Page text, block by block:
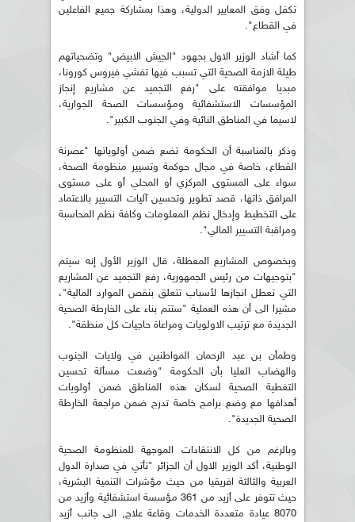
تكفل وفق المعايير الدولية، وهذا بمشاركة جميع الفاعلين
في القطاع".
كما أشاد الوزير الاول بجهود "الجيش الابيض" وتضحياتهم
طيلة الازمة الصحية التي تسبب فيها تفشي فيروس كورونا،
مبديا موافقته على "رفع التجميد عن مشاريع إنجاز
المؤسسات الاستشفائية ومؤسسات الصحة الجوارية،
لاسيما في المناطق النائية وفي الجنوب الكبير".
وذكر بالمناسبة أن الحكومة تضع ضمن أولوياتها "عصرنة
القطاع، خاصة في مجال حوكمة وتسيير منظومة الصحة،
سواء على المستوى المركزي أو المحلي أو على مستوى
المرافق ذاتها، قصد تطوير وتحسين آليات التسيير بالاعتماد
على التخطيط وإدخال نظم المعلومات وكافة نظم المحاسبة
ومراقبة التسيير المالي".
وبخصوص المشاريع المعطلة، قال الوزير الأول إنه سيتم
"بتوجيهات من رئيس الجمهورية، رفع التجميد عن المشاريع
التي تعطل انجازها لأسباب تتعلق بنقص الموارد المالية"،
مشيرا الى أن هذه العملية "ستتم بناء على الخارطة الصحية
الجديدة مع ترتيب الاولويات ومراعاة حاجيات كل منطقة".
وطمأن بن عبد الرحمان المواطنين في ولايات الجنوب
والهضاب العليا بأن الحكومة "وضعت مسألة تحسين
التغطية الصحية لسكان هذه المناطق ضمن أولويات
أهدافها مع وضع برامج خاصة تدرج ضمن مراجعة الخارطة
الصحية الجديدة".
وبالرغم من كل الانتقادات الموجهة للمنظومة الصحية
الوطنية، أكد الوزير الاول أن الجزائر "تأتي في صدارة الدول
العربية والثالثة افريقيا من حيث مؤشرات التنمية البشرية،
حيث تتوفر على أزيد من 361 مؤسسة استشفائية وأزيد من
8070 عيادة متعددة الخدمات وقاعة علاج, الى جانب أزيد